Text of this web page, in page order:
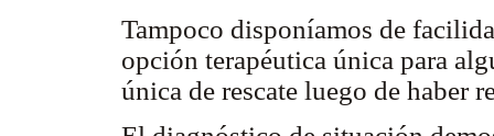
Tampoco disponíamos de
opción terapéutica única para
única de rescate luego de haber